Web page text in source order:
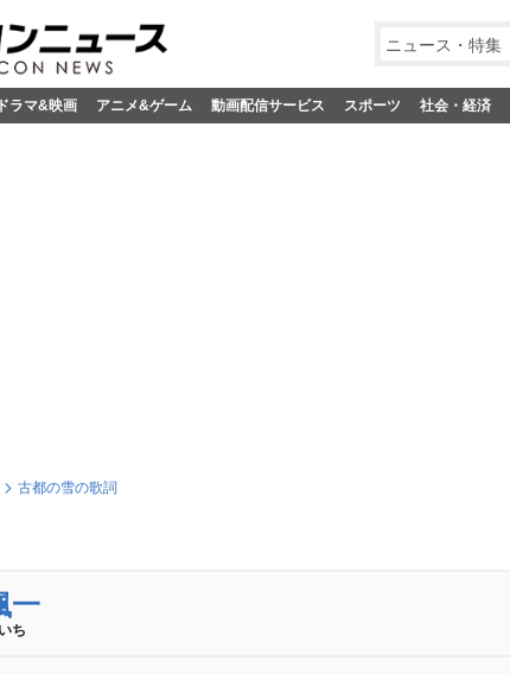
ニュース・特集
ドラマ&映画 アニメ&ゲーム 動画配信サービス スポーツ 社会・経済
古都の雪の歌詞
一
ち